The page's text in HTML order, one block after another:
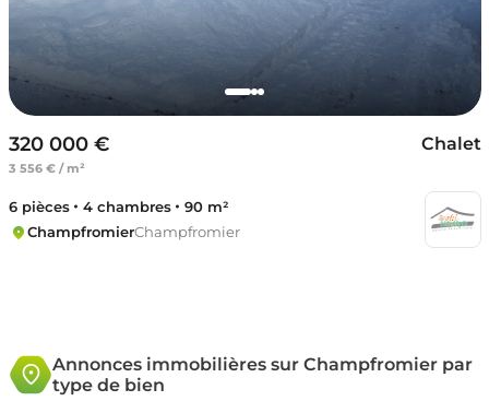
320 000 €
3 556 € / m²
Chalet
6 pièces 4 chambres
90 m²
ChampfromierChampfromier
Annonces immobilières sur Champfromier par
type de bien